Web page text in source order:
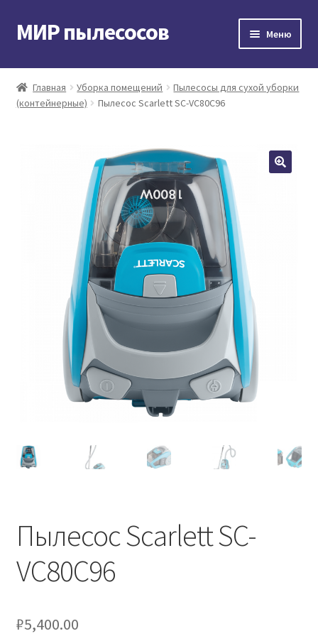
Перейти
к
Перейти
к
МИР пылесосов Меню
Главная
Мой аккаунт
Главная Уборка помещений
Пылесосы для сухой уборки
(контейнерные)
Пылесос Scarlett SC-VC80C96
Пылесос Scarlett SC-
VC80C96
₽5,400.00